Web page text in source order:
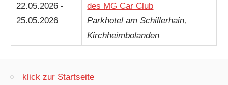
22.05.2026 -
25.05.2026
des MG Car Club
Parkhotel am Schillerhain,
Kirchheimbolanden
klick zur Startseite